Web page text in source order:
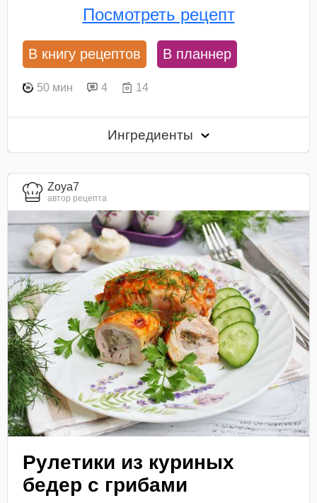
Посмотреть рецепт
В книгу рецептов В планнер
50 мин 4 14
Ингредиенты
Zoya7
автор рецепта
Рулетики из куриных
бедер с грибами